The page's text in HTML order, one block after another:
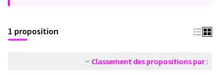
1 proposition
Classement des propositions par :